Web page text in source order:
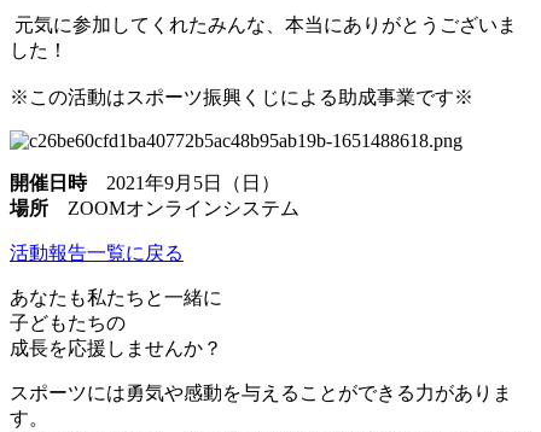
元気に参加してくれたみんな、本当にありがとうございま
した！
※この活動はスポーツ振興くじによる助成事業です※
開催日時2021年9月5日（日）
場所 ZOOMオンラインシステム
活動報告一覧に戻る
あなたも私たちと一緒に
子どもたちの
成長を応援しませんか？
スポーツには勇気や感動を与えることができる力がありま
す。